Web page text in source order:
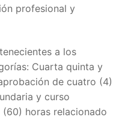
profesional y
a los
Cuarta quinta y
de cuatro (4)
y curso
horas relacionado